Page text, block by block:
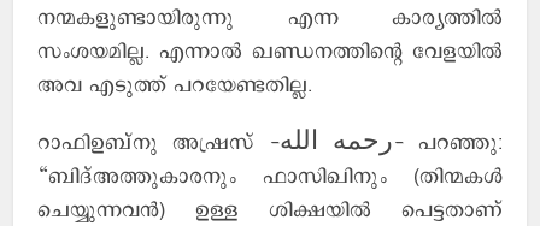
നന്മകളുണ്ടായിരുന്നു എന്ന കാര്യത്തില്‍
സംശയമില്ല. എന്നാല്‍ ഖണ്ഡനത്തിന്റെ വേളയില്‍
അവ എടുത്ത് പറയേണ്ടതില്ല.
റാഫിഉബ്നു അഷ്രസ് -رحمه الله- പറഞ്ഞു:
“ബിദ്അത്തുകാരനും ഫാസിഖിനും (തിന്മകള്‍
ചെയ്യുന്നവന്‍) ഉള്ള ശിക്ഷയില്‍ പെട്ടതാണ്